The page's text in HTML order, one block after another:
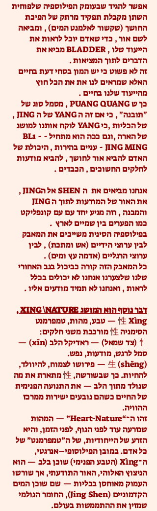
אפשר להגיד שבעומק הפילוספיה שלפוחית
השתן מקבלת תפקיד מרתק של הפיכת
החושך (שקשור לאלמנט המים) , ומביאה
לשם אור , כדי שאדם יוכל לראות את
הייעוד שלו , BLADDER מביא את
הדברים לתוך המציאות .
זה לא פשוט כי יש המון בסחי דעת בחיים
האלא שמראים לנו את את הכל חוץ
מהייעוד שלנו בחיים .
כך ש PUANG QUANG , מסמל סוג של
"תובנה" , כי אם זה ה YANG של ה JING ,
של הכליות ,כי YANG לוקח אותנו למושג
של הארה ,וגם ככה הוא מתחיל - BL1 -
JING MING - עניים בהירות , היכולת של
האדם להביא אור לחושך , להביא מודעות
לחלקים החשוכים , הכבדים .
אנחנו מביאים את ה SHEN אל הJING ,
את האור של המודעות לתוך ה JING
והמבנה , וזה מגיע יחד עם עם קונפליקט
כמו הפערים בין שמיים לארץ .
בפילוספיה הסינית משייכים את המאבק
לבין ערוצי הידיים (אש ומתכת) , לבין
ערוצי הרגליים (אדמה עץ ומים) .
כל המאבק הזה קורה כביכול בגב האחורי
שלנו שלצערנו אנחנו לא יכולים בכלל
לראות , ואנחנו לא תמיד מודעים אליו .
דבר נוסף הוא המושג XING \NATURE ,
性 Xìng — טבע, מהות, טמפרמנט
הסימניה 性 מורכבת משני חלקים:
忄 (צד שמאל) — ראדיקל הלב (xīn) —
סמל לרגש, מודעות, נפש.
生 (shēng) — פירושו לצמוח, להיוולד,
להחיות. כך שבשורשה, 性 מתארת את מה
שנולד מתוך הלב — את התנועה הפנימית
של החיים כשהם נובעים ישירות ממרכז
ההוויה.
זהו ה־“Heart-Nature” — המהות
שנזרעה עוד לפני הגוף, לפני הזמן, והיא
הזרע של הייחודיות, של ה”טמפרמנט” של
כל אדם. במובן הפילוסופי–אנרגטי,
ה־Xìng (הטבע הפנימי) שוכן בלב — הוא
הניצוץ האלוהי, האור התודעתי, אך שורשו
העמוק מאוחסן בכליות — שם שוכן המים
הקדמוניים (Jing Shen), החומר הגולמי
שמזין את ההתממשות בעולם.